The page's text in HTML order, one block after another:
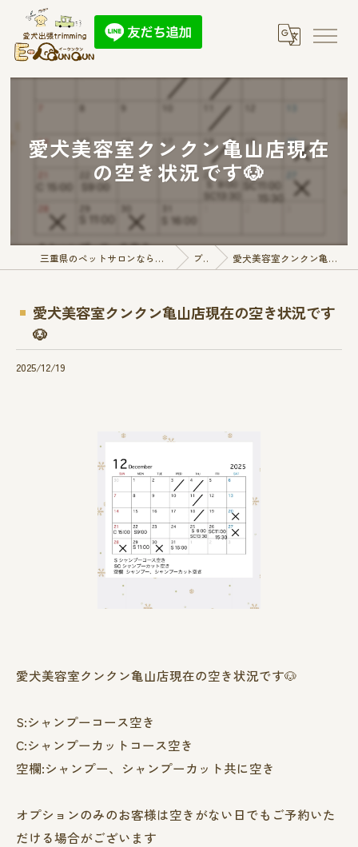
愛犬美容室クンクン亀山店現在
の空き状況です🐶
三重県のペットサロンなら愛犬出張トリミング E-QunQun ブログ 愛犬美容室クンクン亀山店現在の空き状況です🐶
愛犬美容室クンクン亀山店現在の空き状況です
🐶
2025/12/19
愛犬美容室クンクン亀山店現在の空き状況です🐶
S:シャンプーコース空き
C:シャンプーカットコース空き
空欄:シャンプー、シャンプーカット共に空き
オプションのみのお客様は空きがない日でもご予約いた
だける場合がございます